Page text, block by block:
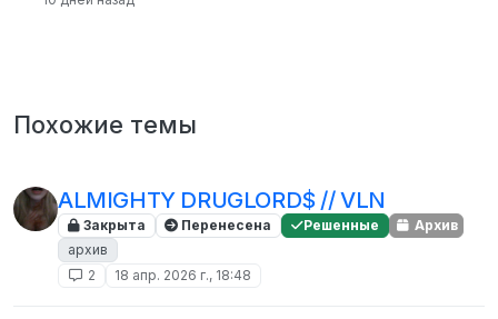
Похожие темы
ALMIGHTY DRUGLORD$ // VLN
Закрыта Перенесена Решенные
Архив
архив
2
18 апр. 2026 г., 18:48